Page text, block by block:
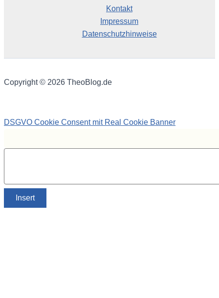
Kontakt
Impressum
Datenschutzhinweise
Copyright © 2026 TheoBlog.de
DSGVO Cookie Consent mit Real Cookie Banner
Insert